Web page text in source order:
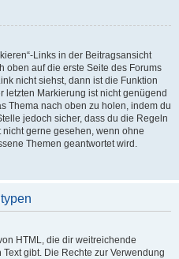
Links in der Beitragsansicht
oben auf die erste Seite des Forums
nicht siehst, dann ist die Funktion
letzten Markierung ist nicht genügend
Thema nach oben zu holen, indem du
jedoch sicher, dass du die Regeln
gerne gesehen, wenn ohne
Themen geantwortet wird.
HTML, die dir weitreichende
gibt. Die Rechte zur Verwendung